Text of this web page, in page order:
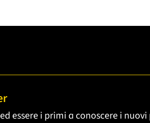
essere i primi a conoscere i